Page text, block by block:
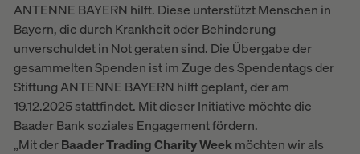
ANTENNE BAYERN hilft. Diese unterstützt Menschen in
Bayern, die durch Krankheit oder Behinderung
unverschuldet in Not geraten sind. Die Übergabe der
gesammelten Spenden ist im Zuge des Spendentags der
Stiftung ANTENNE BAYERN hilft geplant, der am
19.12.2025 stattfindet. Mit dieser Initiative möchte die
Baader Bank soziales Engagement fördern.
„Mit derBaader Trading Charity Weekmöchten wir als